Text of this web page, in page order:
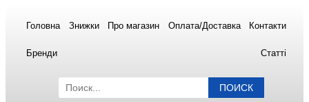
Головна Знижки Про магазин Оплата/Доставка Контакти
Бренди Статті
ПОИСК